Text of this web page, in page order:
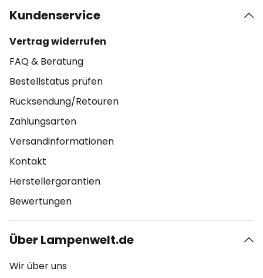
Kundenservice
Vertrag widerrufen
FAQ & Beratung
Bestellstatus prüfen
Rücksendung/Retouren
Zahlungsarten
Versandinformationen
Kontakt
Herstellergarantien
Bewertungen
Über Lampenwelt.de
Wir über uns